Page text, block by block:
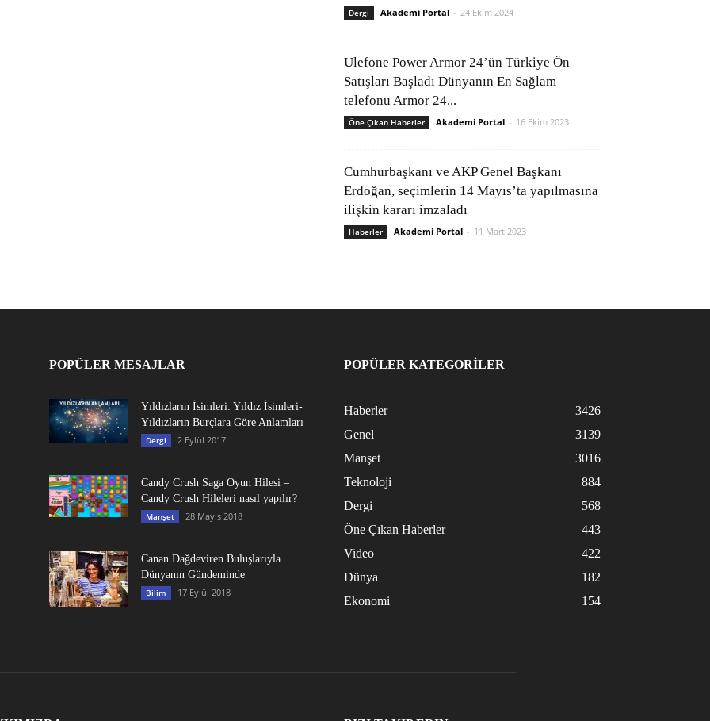
Dergi Akademi Portal - 24 Ekim 2024
Ulefone Power Armor 24’ün Türkiye Ön
Satışları Başladı Dünyanın En Sağlam
telefonu Armor 24...
Öne Çıkan Haberler Akademi Portal - 16 Ekim 2023
Cumhurbaşkanı ve AKP Genel Başkanı
Erdoğan, seçimlerin 14 Mayıs’ta yapılmasına
ilişkin kararı imzaladı
Haberler Akademi Portal - 11 Mart 2023
POPÜLER MESAJLAR
Yıldızların İsimleri: Yıldız İsimleri-
Yıldızların Burçlara Göre Anlamları
Dergi 2 Eylül 2017
Candy Crush Saga Oyun Hilesi –
Candy Crush Hileleri nasıl yapılır?
Manşet 28 Mayıs 2018
Canan Dağdeviren Buluşlarıyla
Dünyanın Gündeminde
Bilim 17 Eylül 2018
POPÜLER KATEGORİLER
Haberler
3426
Genel
3139
Manşet
3016
Teknoloji
884
Dergi
568
Öne Çıkan Haberler
443
Video
422
Dünya
182
Ekonomi
154